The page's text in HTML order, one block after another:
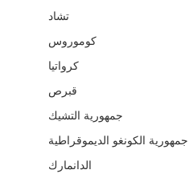
تشاد
كوموروس
كرواتيا
قبرص
جمهورية التشيك
جمهورية الكونغو الديموقراطية
الدانمارك